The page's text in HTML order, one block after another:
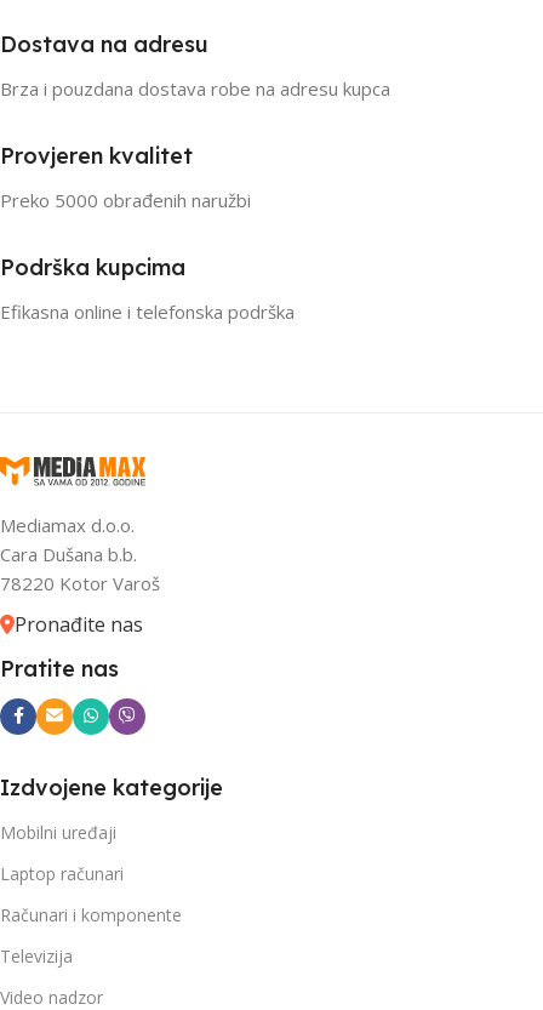
Dostava na adresu
Brza i pouzdana dostava robe na adresu kupca
Provjeren kvalitet
Preko 5000 obrađenih naružbi
Podrška kupcima
Efikasna online i telefonska podrška
Mediamax d.o.o.
Cara Dušana b.b.
78220 Kotor Varoš
Pronađite nas
Pratite nas
Izdvojene kategorije
Mobilni uređaji
Laptop računari
Računari i komponente
Televizija
Video nadzor